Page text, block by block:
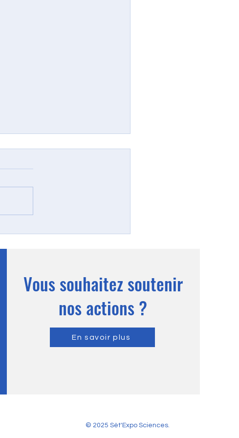
Conférence sur la robotique
Vous souhaitez soutenir
nos actions ?
En savoir plus
© 2025 Sèt'Expo Sciences.